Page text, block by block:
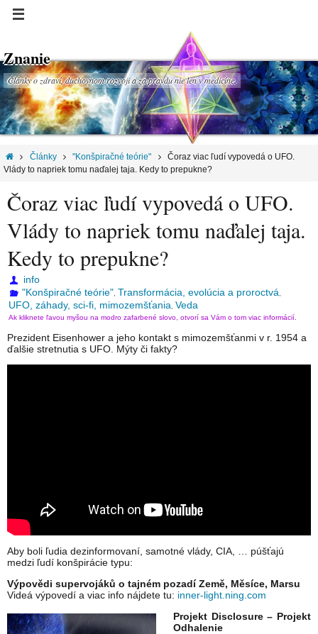
Znanie
Články o zdraví, duchovnom rozvoji a za pravdu nie len v medicíne.
Články "Konšpiračné teórie"
Čoraz viac ľudí vypovedá o UFO.
Vlády to napriek tomu naďalej taja. Kedy to prepukne?
Čoraz viac ľudí vypovedá o UFO.
Vlády to napriek tomu naďalej taja.
Kedy to prepukne?
info
"Konšpiračné teórie" Transformácia, evolúcia a proroctvá
UFO, záhady, sci-fi, mimozemšťania Veda
Ak kliknete ľavou myšou na modro zafarbené slovo, otvorí sa Vám o tom viac informácií.
Prezident Eisenhower a jeho kontakt s mimozemšťanmi v r. 1954 a
ďalšie stretnutia s UFO. Mýty či fakty?
Aby boli ľudia dezinformovaní, samotné vlády, CIA, … púšťajú
medzi ľudí konšpirácie typu:
Výpovědi supervojáků o tajném pozadí Země, Měsíce, Marsu
Videá výpovedí a viac info nájdete tu: inner-light.ning.com
Projekt Disclosure – Projekt
Odhalenie